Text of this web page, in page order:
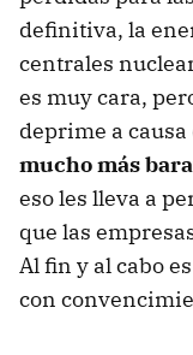
definitiva, la
centrales
es muy cara,
deprime a
mucho más
eso les lleva a
que las
Al fin y al cabo
con